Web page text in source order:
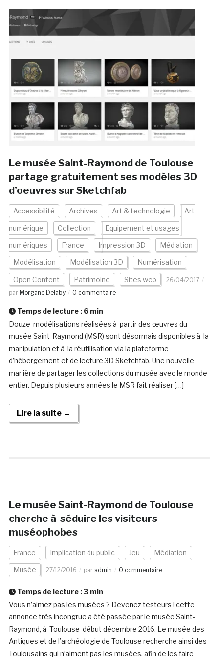
Le musée Saint-Raymond de Toulouse
partage gratuitement ses modèles 3D
d’oeuvres sur Sketchfab
Accessibilité Archives Art & technologie Art
numérique Collection Equipement et usages
numériques France Impression 3D Médiation
Modélisation Modélisation 3D Numérisation
Open Content Patrimoine Sites web
26/04/2017
par Morgane Delaby 0 commentaire
Temps de lecture : 6 min
Douze modélisations réalisées à partir des œuvres du
musée Saint-Raymond (MSR) sont désormais disponibles à la
manipulation et à la réutilisation via la plateforme
d’hébergement et de lecture 3D Sketchfab. Une nouvelle
manière de partager les collections du musée avec le monde
entier. Depuis plusieurs années le MSR fait réaliser […]
Lire la suite →
Le musée Saint-Raymond de Toulouse
cherche à séduire les visiteurs
muséophobes
France Implication du public Jeu Médiation
Musée 27/12/2016 par admin 0 commentaire
Temps de lecture : 3 min
Vous n’aimez pas les musées ? Devenez testeurs ! cette
annonce très incongrue a été passée par le musée Saint-
Raymond, à Toulouse début décembre 2016. Le musée des
Antiques et de l’archéologie de Toulouse recherche ainsi des
Toulousains qui n’aiment pas les musées, afin de les faire